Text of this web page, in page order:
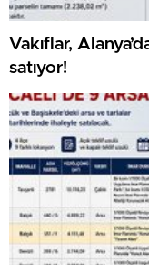
Vakıflar,
satıyor!